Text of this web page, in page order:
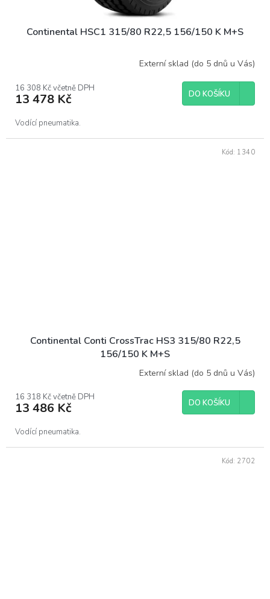
Continental HSC1 315/80 R22,5 156/150 K M+S
Externí sklad (do 5 dnů u Vás)
16 308 Kč včetně DPH
13 478 Kč DO KOŠÍKU
Vodící pneumatika.
Continental Conti CrossTrac HS3 315/80 R22,5
156/150 K M+S
Externí sklad (do 5 dnů u Vás)
16 318 Kč včetně DPH
13 486 Kč DO KOŠÍKU
Vodící pneumatika.
Kód: 1340
Kód: 2702